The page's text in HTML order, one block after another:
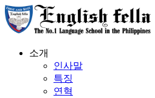
소개
인사말
특징
연혁